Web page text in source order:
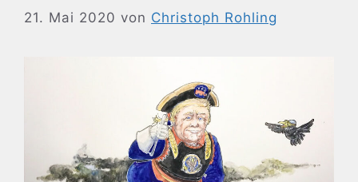
21. Mai 2020 von Christoph Rohling